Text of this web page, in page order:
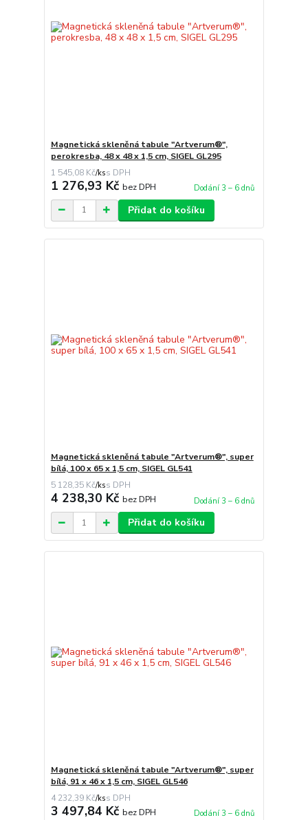
Magnetická skleněná tabule "Artverum®",
perokresba, 48 x 48 x 1,5 cm, SIGEL GL295
1 545,08 Kč/ks
1 276,93 Kč bez DPH Dodání 3 – 6 dnů
Přidat do košíku
Magnetická skleněná tabule "Artverum®", super
bílá, 100 x 65 x 1,5 cm, SIGEL GL541
5 128,35 Kč/ks
4 238,30 Kč bez DPH Dodání 3 – 6 dnů
Přidat do košíku
Magnetická skleněná tabule "Artverum®", super
bílá, 91 x 46 x 1,5 cm, SIGEL GL546
4 232,39 Kč/ks
3 497,84 Kč bez DPH Dodání 3 – 6 dnů